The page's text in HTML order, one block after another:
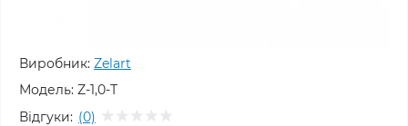
Виробник: Zelart
Модель: Z-1,0-Т
Відгуки: (0)